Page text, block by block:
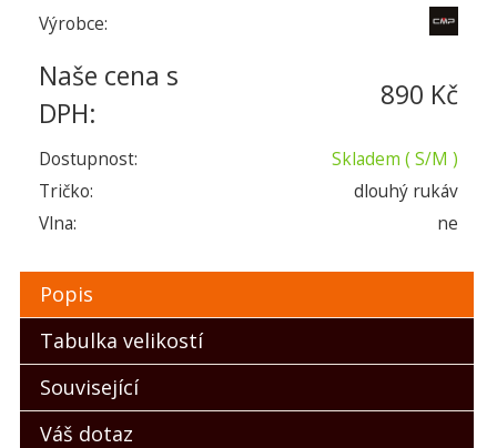
Výrobce:
Naše cena s
DPH:
890 Kč
Dostupnost: Skladem ( S/M )
Tričko:
dlouhý rukáv
Vlna:
ne
Popis
Tabulka velikostí
Související
Váš dotaz